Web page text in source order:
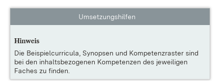
Umsetzungshilfen
Hinweis
Die Beispielcurricula, Synopsen und Kompetenzraster sind
bei den inhaltsbezogenen Kompetenzen des jeweiligen
Faches zu finden.